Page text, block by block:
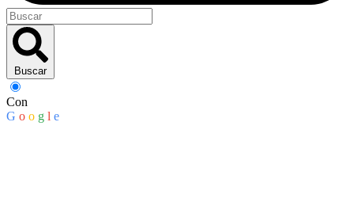
Buscar
Con
G o o g l e